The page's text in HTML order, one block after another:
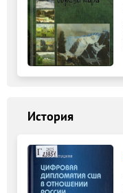
История